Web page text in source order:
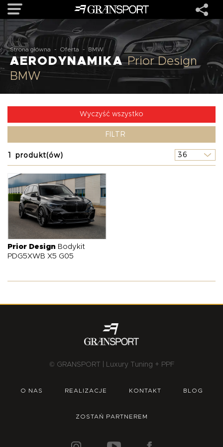
OFERTA
MARKI
O NAS
KONTAKT
OFERTA BLOG
Strona główna - Oferta - BMW
AERODYNAMIKAPrior Design
BMW
Wyczyść wszystko
FILTR
1 produkt(ów)
Prior Design Bodykit
PDG5XWB X5 G05
© GRANSPORT | Luxury Tuning + PPF
O NAS REALIZACJE KONTAKT BLOG
ZOSTAŃ PARTNEREM